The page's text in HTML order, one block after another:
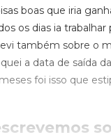
boas que iria
os dias ia
também sobre o
a data de saída
foi isso que